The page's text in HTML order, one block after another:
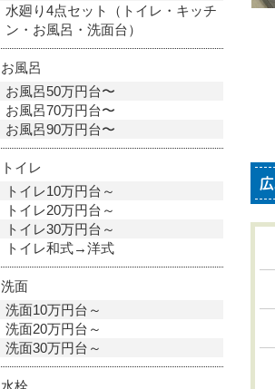
水廻り4点セット（トイレ・キッチ
ン・お風呂・洗面台）
お風呂
お風呂50万円台〜
お風呂70万円台〜
お風呂90万円台〜
トイレ
トイレ10万円台～
トイレ20万円台～
トイレ30万円台～
トイレ和式→洋式
洗面
洗面10万円台～
洗面20万円台～
洗面30万円台～
水栓